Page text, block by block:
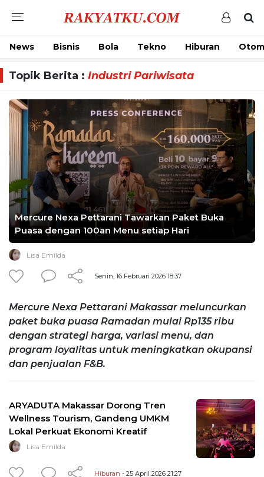
News Bisnis Bola Tekno Hiburan
Topik Berita : Industri Pariwisata
Mercure Nexa Pettarani Tawarkan Paket Buka
Puasa dengan 100an Menu setiap Hari
Lisa Emilda
Senin, 16 Februari 2026 18:37
Mercure Nexa Pettarani Makassar meluncurkan
paket buka puasa Ramadan mulai Rp135 ribu
dengan strategi harga, variasi menu, dan
program loyalitas untuk meningkatkan okupansi
dan penjualan F&B.
ARYADUTA Makassar Dorong Tren
Wellness Tourism, Gandeng UMKM
Lokal Perkuat Ekonomi Kreatif
Lisa Emilda
Hiburan - 25 April 2026 21:27